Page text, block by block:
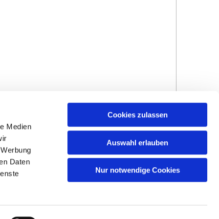
Medien
Daten
Cookies zulassen
Auswahl erlauben
Nur notwendige Cookies
Impressum und